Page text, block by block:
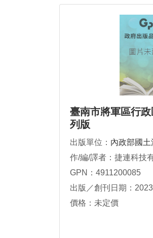
臺南市將軍區行
列版
出版單位： 內政部國
作/編/譯者：捷連科技
GPN：4911200085
出版／創刊日期：
價格：未定價